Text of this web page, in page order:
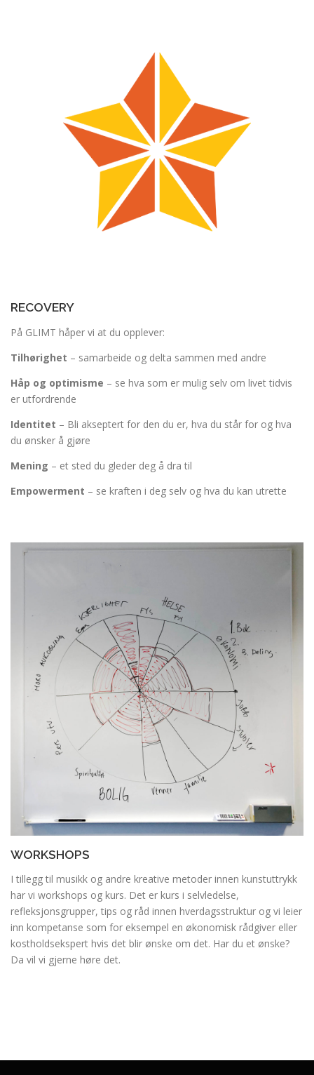
RECOVERY
På GLIMT håper vi at du opplever:
Tilhørighet – samarbeide og delta sammen med andre
Håp og optimisme – se hva som er mulig selv om livet tidvis
er utfordrende
Identitet – Bli akseptert for den du er, hva du står for og hva
du ønsker å gjøre
Mening – et sted du gleder deg å dra til
Empowerment – se kraften i deg selv og hva du kan utrette
WORKSHOPS
I tillegg til musikk og andre kreative metoder innen kunstuttrykk
har vi workshops og kurs. Det er kurs i selvledelse,
refleksjonsgrupper, tips og råd innen hverdagsstruktur og vi leier
inn kompetanse som for eksempel en økonomisk rådgiver eller
kostholdsekspert hvis det blir ønske om det. Har du et ønske?
Da vil vi gjerne høre det.